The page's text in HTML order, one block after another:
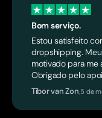
Bom serviço.
Estou satisfeito
dropshipping.
motivado para me
Obrigado pelo
Tibor van Zon,5 de